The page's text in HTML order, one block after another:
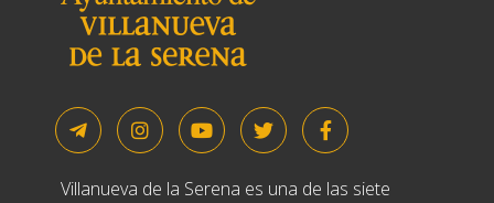
Villanueva de la Serena es una de las siete